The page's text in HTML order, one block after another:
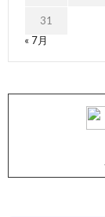
31
« 7月